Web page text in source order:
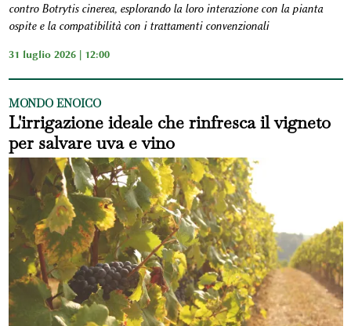
contro Botrytis cinerea, esplorando la loro interazione con la pianta
ospite e la compatibilità con i trattamenti convenzionali
31 luglio 2026 | 12:00
MONDO ENOICO
L'irrigazione ideale che rinfresca il vigneto
per salvare uva e vino